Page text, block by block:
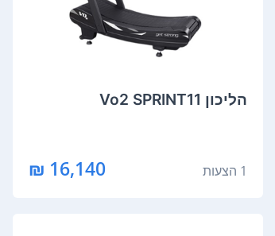
הליכון Vo2 SPRINT11
1 הצעות 16,140 ₪